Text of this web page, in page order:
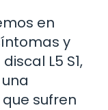
en
y
L5 S1,
sufren